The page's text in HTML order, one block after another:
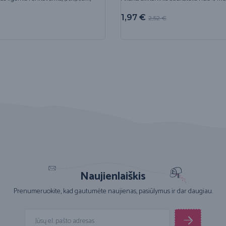
2,52€
1,97 €
Naujienlaiškis
Prenumeruokite, kad gautumėte naujienas, pasiūlymus ir dar daugiau.